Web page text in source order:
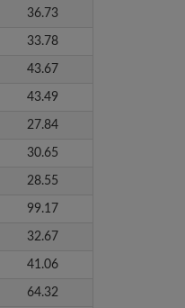
36.73
33.78
43.67
43.49
27.84
30.65
28.55
99.17
32.67
41.06
64.32